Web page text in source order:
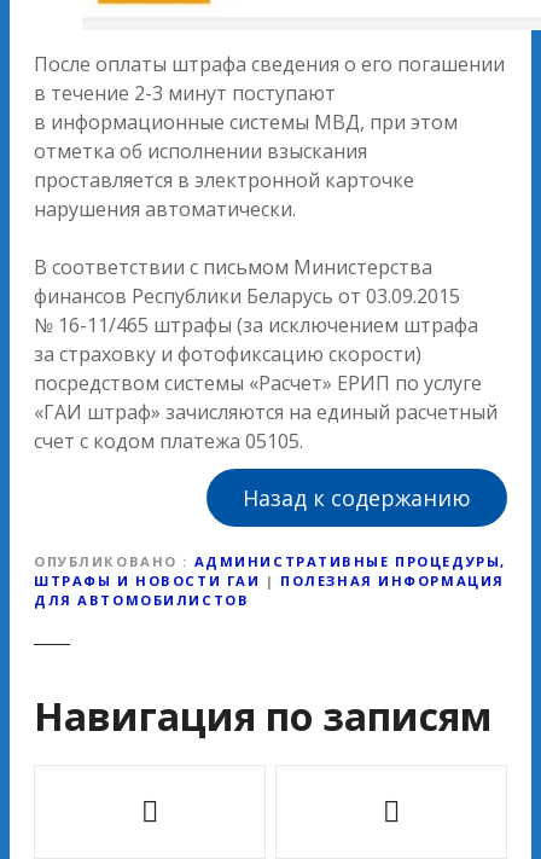
После оплаты штрафа сведения о его погашении
в течение 2-3 минут поступают
в информационные системы МВД, при этом
отметка об исполнении взыскания
проставляется в электронной карточке
нарушения автоматически.
В соответствии с письмом Министерства
финансов Республики Беларусь от 03.09.2015
№ 16-11/465 штрафы (за исключением штрафа
за страховку и фотофиксацию скорости)
посредством системы «Расчет» ЕРИП по услуге
«ГАИ штраф» зачисляются на единый расчетный
счет с кодом платежа 05105.
Назад к содержанию
ОПУБЛИКОВАНО
АДМИНИСТРАТИВНЫЕ ПРОЦЕДУРЫ,
ШТРАФЫ И НОВОСТИ ГАИ | ПОЛЕЗНАЯ ИНФОРМАЦИЯ
ДЛЯ АВТОМОБИЛИСТОВ
Навигация по записям